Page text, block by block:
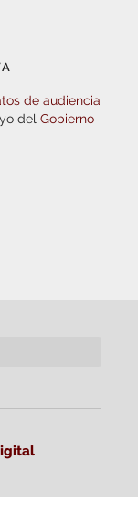
de audiencia
del Gobierno